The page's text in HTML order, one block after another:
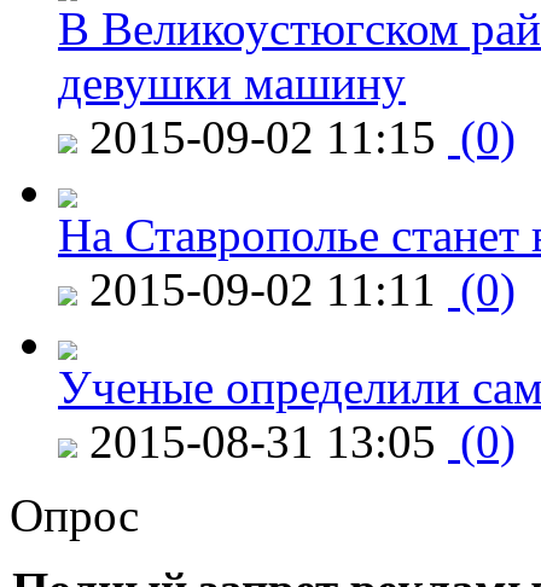
В Великоустюгском
девушки машину
2015-09-02 11:15 (0)
На Ставрополье
2015-09-02 11:11 (0)
Ученые определили
2015-08-31 13:05 (0)
Опрос